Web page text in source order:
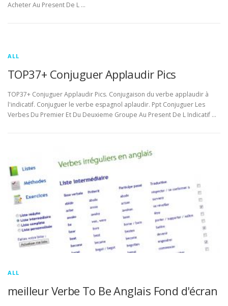
Acheter Au Present De L …
ALL
TOP37+ Conjuguer Applaudir Pics
TOP37+ Conjuguer Applaudir Pics. Conjugaison du verbe applaudir à
l'indicatif. Conjuguer le verbe espagnol aplaudir. Ppt Conjuguer Les
Verbes Du Premier Et Du Deuxieme Groupe Au Present De L Indicatif …
ALL
meilleur Verbe To Be Anglais Fond d'écran